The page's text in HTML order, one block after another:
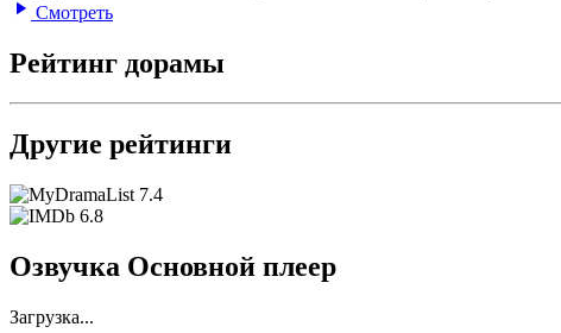
Смотреть
Рейтинг дорамы
Другие рейтинги
7.4
6.8
Озвучка Основной плеер
Загрузка...